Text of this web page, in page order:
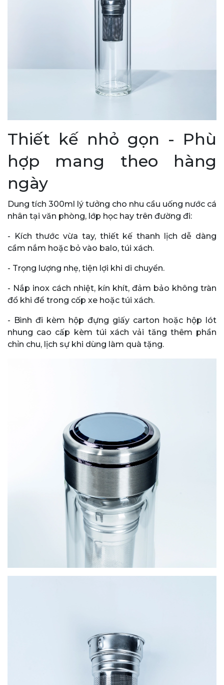
Thiết kế nhỏ gọn - Phù
hợp mang theo hàng
ngày
Dung tích 300ml lý tưởng cho nhu cầu uống nước cá
nhân tại văn phòng, lớp học hay trên đường đi:
- Kích thước vừa tay, thiết kế thanh lịch dễ dàng
cầm nắm hoặc bỏ vào balo, túi xách.
- Trọng lượng nhẹ, tiện lợi khi di chuyển.
- Nắp inox cách nhiệt, kín khít, đảm bảo không tràn
đổ khi để trong cốp xe hoặc túi xách.
- Bình đi kèm hộp đựng giấy carton hoặc hộp lót
nhung cao cấp kèm túi xách vải tăng thêm phần
chỉn chu, lịch sự khi dùng làm quà tặng.